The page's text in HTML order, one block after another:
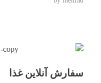
سفارش آنلاین غذا